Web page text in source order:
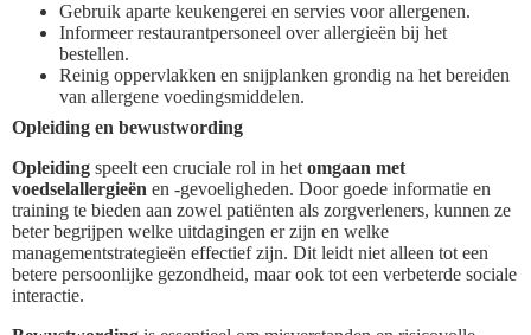
Gebruik aparte keukengerei en servies voor allergenen.
Informeer restaurantpersoneel over allergieën bij het
bestellen.
Reinig oppervlakken en snijplanken grondig na het bereiden
van allergene voedingsmiddelen.
Opleiding en bewustwording
Opleiding speelt een cruciale rol in het omgaan met
voedselallergieën en -gevoeligheden. Door goede informatie en
training te bieden aan zowel patiënten als zorgverleners, kunnen ze
beter begrijpen welke uitdagingen er zijn en welke
managementstrategieën effectief zijn. Dit leidt niet alleen tot een
betere persoonlijke gezondheid, maar ook tot een verbeterde sociale
interactie.